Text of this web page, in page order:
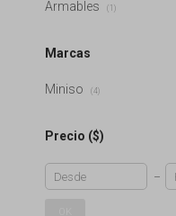
Armables (1)
Marcas
Miniso (4)
Precio ($)